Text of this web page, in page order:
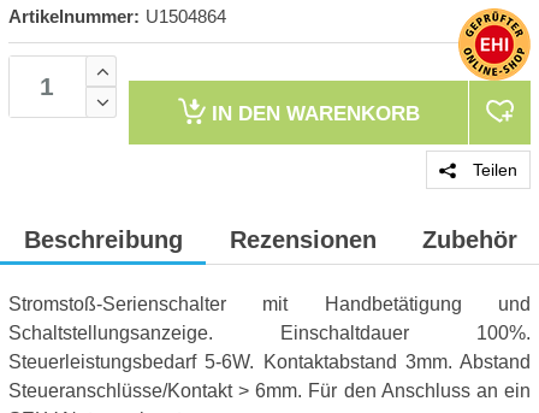
Artikelnummer: U1504864
IN DEN WARENKORB
Teilen
Beschreibung Rezensionen Zubehör
Stromstoß-Serienschalter mit Handbetätigung und
Schaltstellungsanzeige. Einschaltdauer 100%.
Steuerleistungsbedarf 5-6W. Kontaktabstand 3mm. Abstand
Steueranschlüsse/Kontakt > 6mm. Für den Anschluss an ein